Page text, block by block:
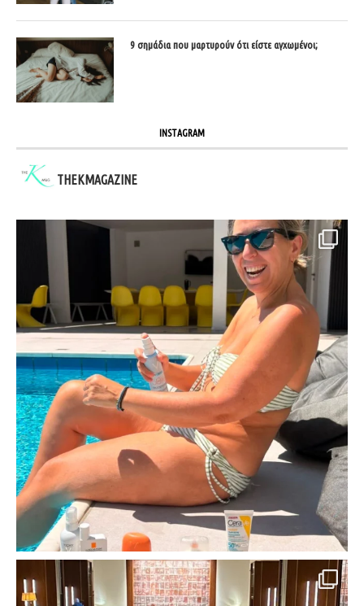
9 σημάδια που μαρτυρούν ότι είστε αγχωμένοι;
INSTAGRAM
THEKMAGAZINE